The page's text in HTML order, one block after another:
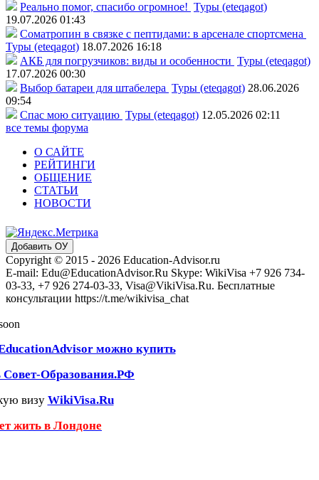
Реально помог, спасибо огромное! Туры (eteqagot)
19.07.2026 01:43
Соматропин в связке с пептидами: в арсенале спортсмена
Туры (eteqagot) 18.07.2026 16:18
АКБ для погрузчиков: виды и особенности Туры (eteqagot)
17.07.2026 00:30
Выбор батареи для штабелера Туры (eteqagot) 28.06.2026
09:54
Спас мою ситуацию Туры (eteqagot) 12.05.2026 02:11
все темы форума
О САЙТЕ
РЕЙТИНГИ
ОБЩЕНИЕ
СТАТЬИ
НОВОСТИ
Добавить ОУ
Copyright © 2015 - 2026 Education-Advisor.ru
E-mail: Edu@EducationAdvisor.Ru Skype: WikiVisa +7 926 734-
03-33, +7 926 274-03-33, Visa@VikiVisa.Ru. Бесплатные
консультации https://t.me/wikivisa_chat
можно купить
Совет-Образования.РФ
визу WikiVisa.Ru
жить в Лондоне